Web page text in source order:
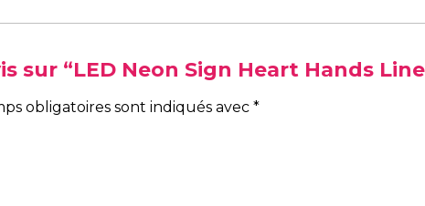
sur “LED Neon Sign Heart Hands
obligatoires sont indiqués avec *